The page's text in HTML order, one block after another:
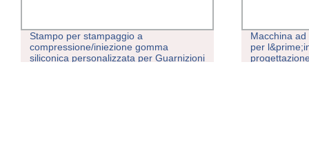
Stampo per stampaggio a
compressione/iniezione gomma
siliconica personalizzata per Guarnizioni
Macchina
per